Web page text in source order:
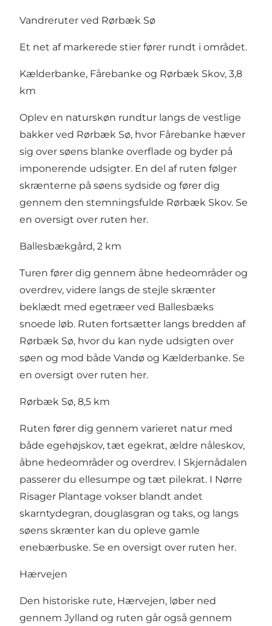
Vandreruter ved Rørbæk Sø
Et net af markerede stier fører rundt i området.
Kælderbanke, Fårebanke og Rørbæk Skov, 3,8
km
Oplev en naturskøn rundtur langs de vestlige
bakker ved Rørbæk Sø, hvor Fårebanke hæver
sig over søens blanke overflade og byder på
imponerende udsigter. En del af ruten følger
skrænterne på søens sydside og fører dig
gennem den stemningsfulde Rørbæk Skov. Se
en oversigt over ruten her.
Ballesbækgård, 2 km
Turen fører dig gennem åbne hedeområder og
overdrev, videre langs de stejle skrænter
beklædt med egetræer ved Ballesbæks
snoede løb. Ruten fortsætter langs bredden af
Rørbæk Sø, hvor du kan nyde udsigten over
søen og mod både Vandø og Kælderbanke. Se
en oversigt over ruten her.
Rørbæk Sø, 8,5 km
Ruten fører dig gennem varieret natur med
både egehøjskov, tæt egekrat, ældre nåleskov,
åbne hedeområder og overdrev. I Skjernådalen
passerer du ellesumpe og tæt pilekrat. I Nørre
Risager Plantage vokser blandt andet
skarntydegran, douglasgran og taks, og langs
søens skrænter kan du opleve gamle
enebærbuske. Se en oversigt over ruten her.
Hærvejen
Den historiske rute, Hærvejen, løber ned
gennem Jylland og ruten går også gennem